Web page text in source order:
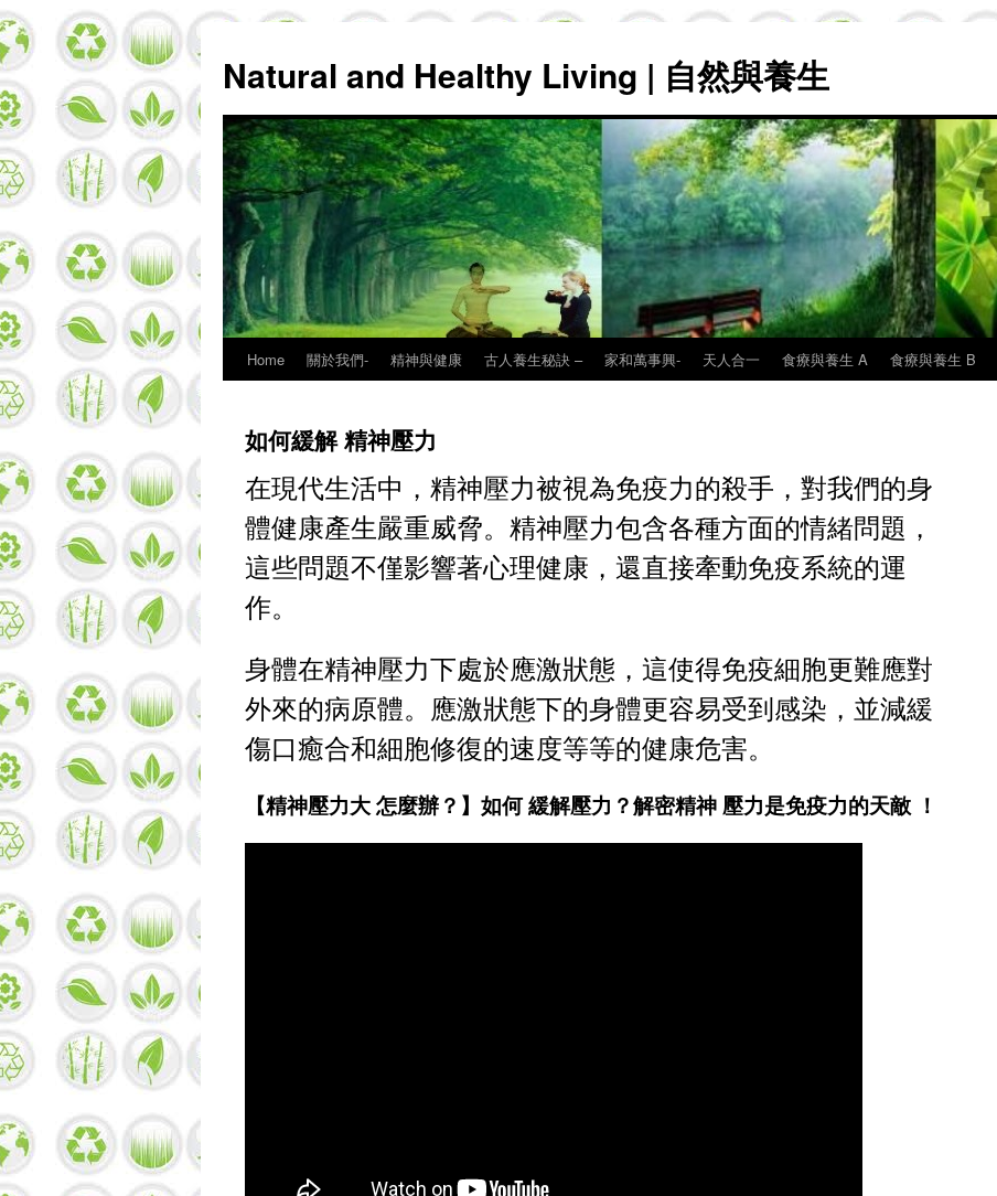
Natural and Healthy Living | 自然與養生
Skip
content
Home 關於我們- 精神與健康 古人養生秘訣 – 家和萬事興- 天人合一 食療與養生 A 食療與養生 B
如何緩解 精神壓力
在現代生活中，精神壓力被視為免疫力的殺手，對我們的身
體健康產生嚴重威脅。精神壓力包含各種方面的情緒問題，
這些問題不僅影響著心理健康，還直接牽動免疫系統的運
作。
身體在精神壓力下處於應激狀態，這使得免疫細胞更難應對
外來的病原體。應激狀態下的身體更容易受到感染，並減緩
傷口癒合和細胞修復的速度等等的健康危害。
【精神壓力大 怎麼辦？】如何 緩解壓力？解密精神 壓力是免疫力的天敵 ！